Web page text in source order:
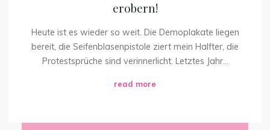
erobern!
Heute ist es wieder so weit. Die Demoplakate liegen
bereit, die Seifenblasenpistole ziert mein Halfter, die
Protestsprüche sind verinnerlicht. Letztes Jahr...
read more
Welt